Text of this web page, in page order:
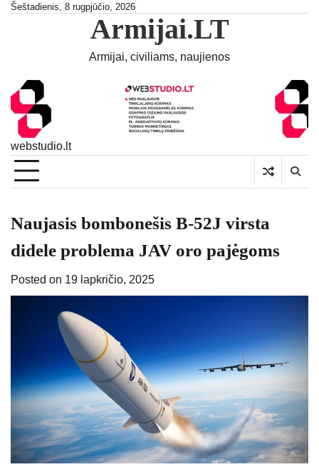
SkipŠeštadienis, 8 rugpjūčio, 2026
Armijai.LT
Armijai, civiliams, naujienos
webstudio.lt
Naujasis bombonešis B-52J virsta
didele problema JAV oro pajėgoms
Posted on 19 lapkričio, 2025